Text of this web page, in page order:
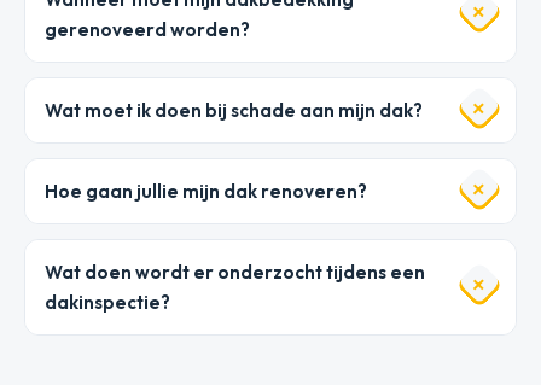
gerenoveerd worden?
Wat moet ik doen bij schade aan mijn dak?
Hoe gaan jullie mijn dak renoveren?
Wat doen wordt er onderzocht tijdens een
dakinspectie?